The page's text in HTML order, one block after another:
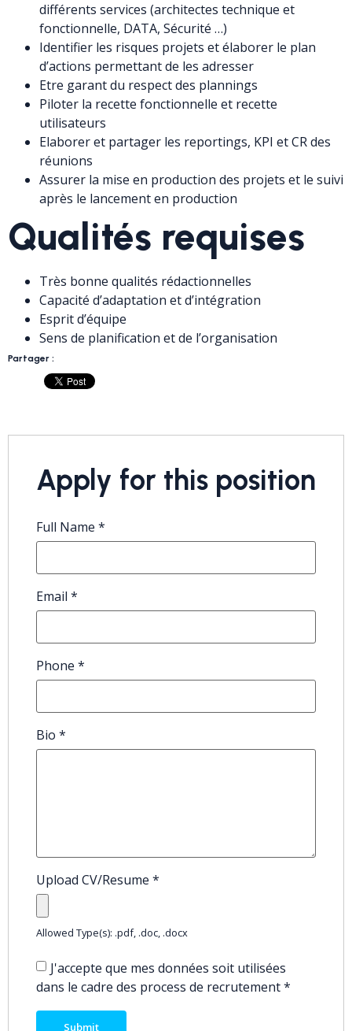
différents services (architectes technique et
fonctionnelle, DATA, Sécurité …)
Identifier les risques projets et élaborer le plan
d’actions permettant de les adresser
Etre garant du respect des plannings
Piloter la recette fonctionnelle et recette
utilisateurs
Elaborer et partager les reportings, KPI et CR des
réunions
Assurer la mise en production des projets et le suivi
après le lancement en production
Qualités requises
Très bonne qualités rédactionnelles
Capacité d’adaptation et d’intégration
Esprit d’équipe
Sens de planification et de l’organisation
Partager :
Apply for this position
Full Name *
Email *
Phone *
Bio *
Upload CV/Resume *
Allowed Type(s): .pdf, .doc, .docx
J'accepte que mes données soit utilisées
dans le cadre des process de recrutement*